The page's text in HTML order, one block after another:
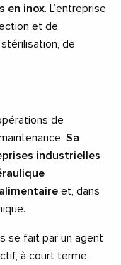
en inox. L’entreprise
et de
de
de
Sa
industrielles
et, dans
se fait par un agent
à court terme,